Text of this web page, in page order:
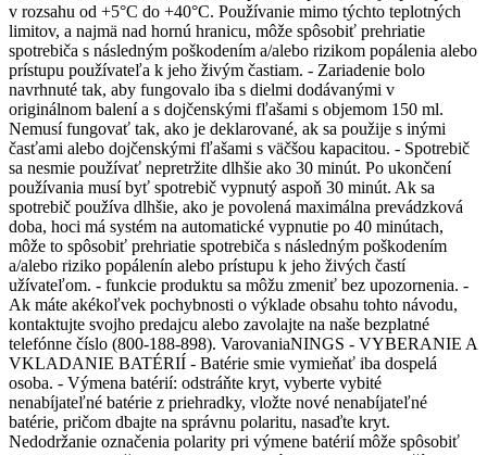
v rozsahu od +5°C do +40°C. Používanie mimo týchto teplotných
limitov, a najmä nad hornú hranicu, môže spôsobiť prehriatie
spotrebiča s následným poškodením a/alebo rizikom popálenia alebo
prístupu používateľa k jeho živým častiam. - Zariadenie bolo
navrhnuté tak, aby fungovalo iba s dielmi dodávanými v
originálnom balení a s dojčenskými fľašami s objemom 150 ml.
Nemusí fungovať tak, ako je deklarované, ak sa použije s inými
časťami alebo dojčenskými fľašami s väčšou kapacitou. - Spotrebič
sa nesmie používať nepretržite dlhšie ako 30 minút. Po ukončení
používania musí byť spotrebič vypnutý aspoň 30 minút. Ak sa
spotrebič používa dlhšie, ako je povolená maximálna prevádzková
doba, hoci má systém na automatické vypnutie po 40 minútach,
môže to spôsobiť prehriatie spotrebiča s následným poškodením
a/alebo riziko popálenín alebo prístupu k jeho živých častí
užívateľom. - funkcie produktu sa môžu zmeniť bez upozornenia. -
Ak máte akékoľvek pochybnosti o výklade obsahu tohto návodu,
kontaktujte svojho predajcu alebo zavolajte na naše bezplatné
telefónne číslo (800-188-898). VarovaniaNINGS - VYBERANIE A
VKLADANIE BATÉRIÍ - Batérie smie vymieňať iba dospelá
osoba. - Výmena batérií: odstráňte kryt, vyberte vybité
nenabíjateľné batérie z priehradky, vložte nové nenabíjateľné
batérie, pričom dbajte na správnu polaritu, nasaďte kryt.
Nedodržanie označenia polarity pri výmene batérií môže spôsobiť